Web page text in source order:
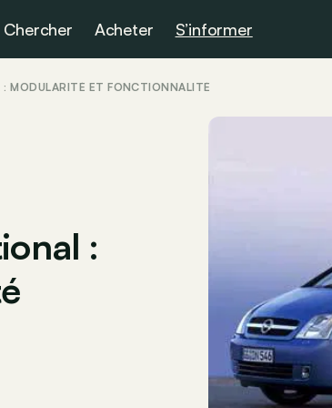
Chercher Acheter S’informer
MODULARITÉ ET FONCTIONNALITÉ
: